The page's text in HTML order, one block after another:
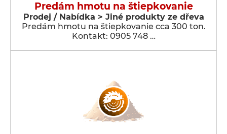
Predám hmotu na štiepkovanie
Prodej / Nabídka > Jiné produkty ze dřeva
Predám hmotu na štiepkovanie cca 300 ton.
Kontakt: 0905 748 …